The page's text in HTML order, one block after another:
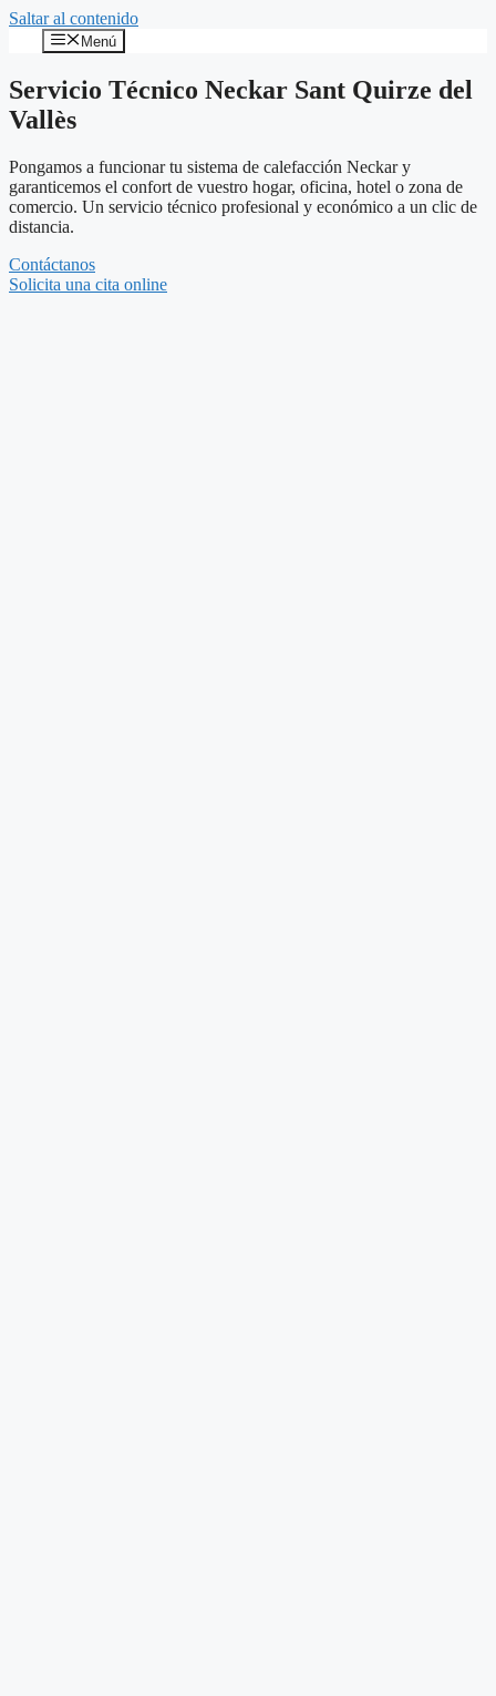
Saltar al contenido
Menú
Servicio Técnico Neckar Sant Quirze del
Vallès
Pongamos a funcionar tu sistema de calefacción Neckar y
garanticemos el confort de vuestro hogar, oficina, hotel o zona de
comercio. Un servicio técnico profesional y económico a un clic de
distancia.
Contáctanos
Solicita una cita online